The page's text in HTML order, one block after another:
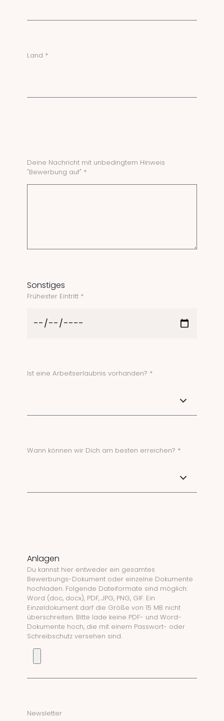
Land *
Deine Nachricht mit unbedingtem Hinweis
"Bewerbung auf" *
Sonstiges
Frühester Eintritt *
Ist eine Arbeitserlaubnis vorhanden? *
Wann können wir Dich am besten erreichen? *
Anlagen
Du kannst hier entweder ein gesamtes
Bewerbungs-Dokument oder einzelne Dokumente
hochladen. Folgende Dateiformate sind möglich:
Word (doc, docx), PDF, JPG, PNG, GIF. Ein
Einzeldokument darf die Größe von 15 MB nicht
überschreiten. Bitte lade keine PDF- und Word-
Dokumente hoch, die mit einem Passwort- oder
Schreibschutz versehen sind.
Newsletter